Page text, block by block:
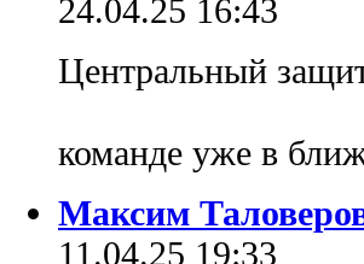
24.04.25 16:43
Центральный
команде уже в
Максим
11.04.25 19:33